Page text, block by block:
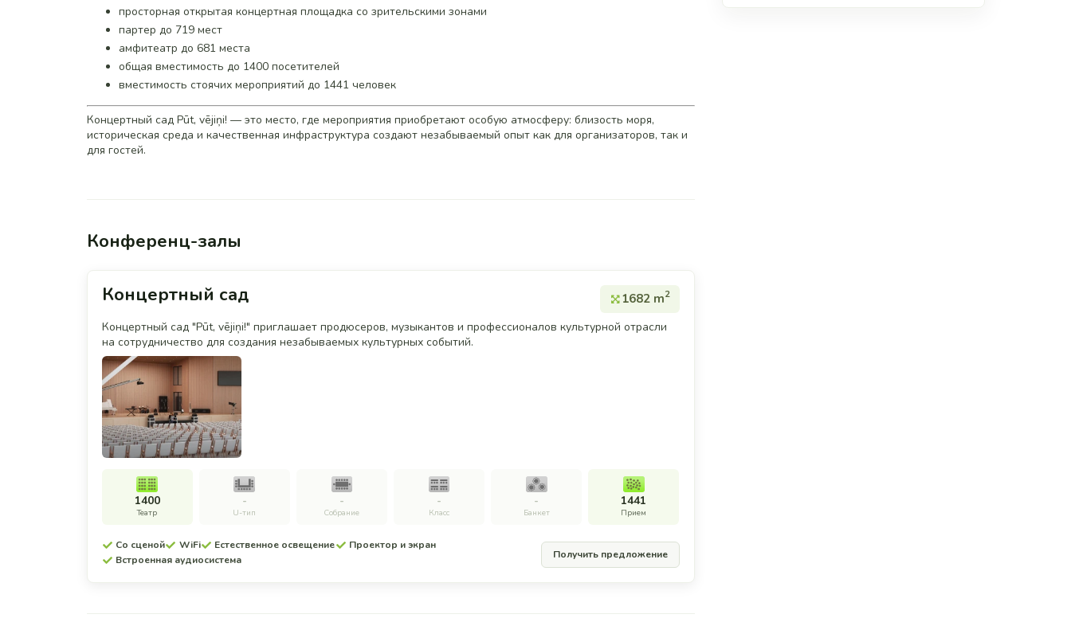
просторная открытая концертная площадка со зрительскими зонами
партер до 719 мест
амфитеатр до 681 места
общая вместимость до 1400 посетителей
вместимость стоячих мероприятий до 1441 человек
Концертный сад Pūt, vējiņi! — это место, где мероприятия приобретают особую атмосферу: близость моря,
историческая среда и качественная инфраструктура создают незабываемый опыт как для организаторов, так и
для гостей.
Конференц-залы
Концертный сад 1682 m2
Концертный сад "Pūt, vējiņi!" приглашает продюсеров, музыкантов и профессионалов культурной отрасли
на сотрудничество для создания незабываемых культурных событий.
1400
Театр
-
U-тип
-
Собрание
-
Класс
-
Банкет
1441
Прием
Со сценой WiFi Естественное освещение
Проектор и экран
Встроенная аудиосистема
Получить предложение